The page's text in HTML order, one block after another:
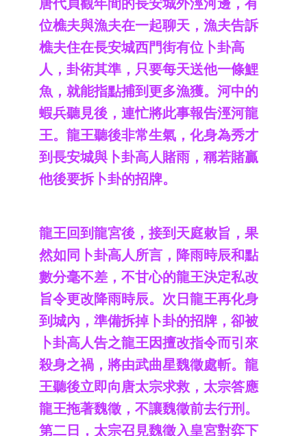
唐代貞觀年間的長安城外涇河邊，有
位樵夫與漁夫在一起聊天，漁夫告訴
樵夫住在長安城西門街有位卜卦高
人，卦術其準，只要每天送他一條鯉
魚，就能指點捕到更多漁獲。河中的
蝦兵聽見後，連忙將此事報告涇河龍
王。龍王聽後非常生氣，化身為秀才
到長安城與卜卦高人賭雨，稱若賭贏
他後要拆卜卦的招牌。
龍王回到龍宮後，接到天庭敕旨，果
然如同卜卦高人所言，降雨時辰和點
數分毫不差，不甘心的龍王決定私改
旨令更改降雨時辰。次日龍王再化身
到城內，準備拆掉卜卦的招牌，卻被
卜卦高人告之龍王因擅改指令而引來
殺身之禍，將由武曲星魏徵處斬。龍
王聽後立即向唐太宗求救，太宗答應
龍王拖著魏徵，不讓魏徵前去行刑。
第二日，太宗召見魏徵入皇宮對弈下